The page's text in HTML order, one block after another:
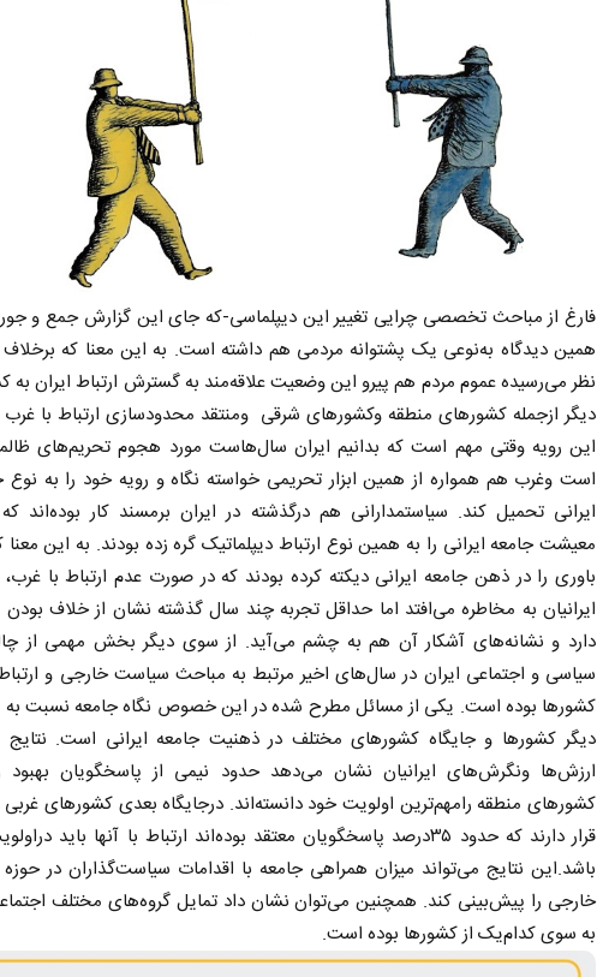
فارغ از مباحث تخصصی چرایی تغییر این دیپلماسی-که جای این گزارش جمع و
همین دیدگاه به‌نوعی یک پشتوانه مردمی هم داشته است. به این معنا که برخلاف
نظر می‌رسیده عموم مردم هم پیرو این وضعیت علاقه‌مند به گسترش ارتباط ایران به
دیگر ازجمله کشورهای منطقه وکشورهای شرقی ومنتقد محدودسازی ارتباط با غرب
این رویه وقتی مهم است که بدانیم ایران سال‌هاست مورد هجوم تحریم‌های
است وغرب هم همواره از همین ابزار تحریمی خواسته نگاه و رویه خود را به نوع
ایرانی تحمیل کند. سیاستمدارانی هم درگذشته در ایران برمسند کار بوده‌اند
معیشت جامعه ایرانی را به همین نوع ارتباط دیپلماتیک گره زده بودند. به این
باوری را در ذهن جامعه ایرانی دیکته کرده بودند که در صورت عدم ارتباط با
ایرانیان به مخاطره می‌افتد اما حداقل تجربه چند سال گذشته نشان از خلاف بودن
دارد و نشانه‌های آشکار آن هم به چشم می‌آید. از سوی دیگر بخش مهمی از
سیاسی و اجتماعی ایران در سال‌های اخیر مرتبط به مباحث سیاست خارجی و
کشورها بوده است. یکی از مسائل مطرح شده در این خصوص نگاه جامعه نسبت به
دیگر کشورها و جایگاه کشورهای مختلف در ذهنیت جامعه ایرانی است.
ارزش‌ها ونگرش‌های ایرانیان نشان می‌دهد حدود نیمی از پاسخگویان بهبود
کشورهای منطقه رامهم‌ترین اولویت خود دانسته‌اند. درجایگاه بعدی کشورهای غربی
قرار دارند که حدود ۳۵درصد پاسخگویان معتقد بوده‌اند ارتباط با آنها باید
باشد.این نتایج می‌تواند میزان همراهی جامعه با اقدامات سیاست‌گذاران در
خارجی را پیش‌بینی کند. همچنین می‌توان نشان داد تمایل گروه‌های مختلف
به سوی کدام‌یک از کشورها بوده است.